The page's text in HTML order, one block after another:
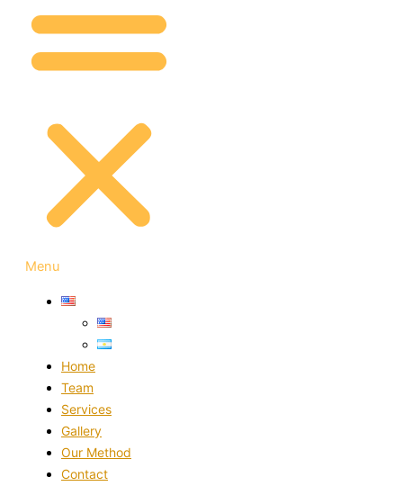
Menu
Home
Team
Services
Gallery
Our Method
Contact